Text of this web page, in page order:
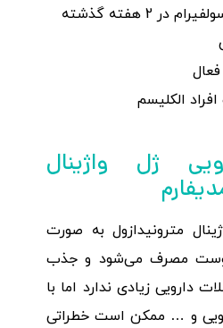
2 هفته گذشته
الکلیسم
ژل واژینال
مترونیدازول به صورت
مصرف می‌شود و جذب
دارویی زیادی ندارد اما با
و … ممکن است خطراتی